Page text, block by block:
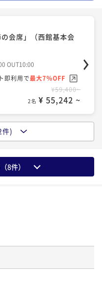
会席」（西館基本会
OUT10:00
即利用で最大7％OFF
¥59,400~
2名 ¥ 55,242 ~
酒》《朝夕部屋食》
利き酒プラン
OUT10:00
光る「 特別会席」プ
件)
8件）